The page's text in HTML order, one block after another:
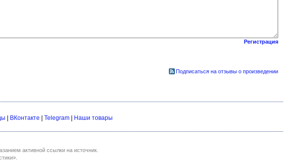
Регистрация
Подписаться на отзывы о произведении
ВКонтакте Telegram Наши товары
активной ссылки на источник.
.